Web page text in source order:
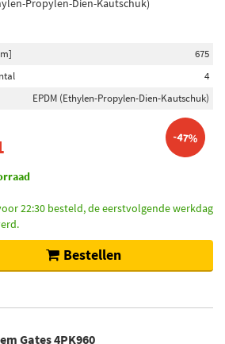
Propylen-Dien-Kautschuk)
675
4
EPDM (Ethylen-Propylen-Dien-Kautschuk)
-47%
22:30 besteld, de eerstvolgende werkdag
Bestellen
Gates 4PK960